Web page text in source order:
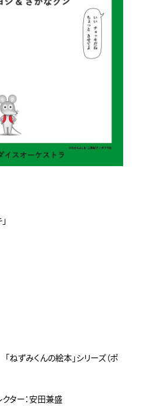
ねずみくんの絵本」シリーズ（ポ
クター：安田兼盛